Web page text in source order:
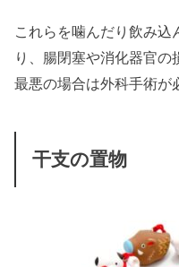
これらを噛んだり飲み込
り、腸閉塞や消化器官の
最悪の場合は外科手術が
干支の置物